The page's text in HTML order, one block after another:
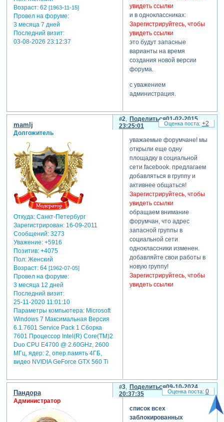
Возраст:62 [1963-11-15]
Провел на форуме:
3 месяца 7 дней
Последний визит:
03-08-2026 23:12:37
увидеть ссылки
и в одноклассниках:
Зарегистрируйтесь, чтобы
увидеть ссылки
это будут запасные
варианты на время
создания новой версии
форума.
с уважением
администрация.
Поделиться
2
01-02-2015
23:25:01
mamlj
Долгожитель
Откуда:Санкт-Петербург
Зарегистрирован: 16-09-2011
Сообщений:3273
Уважение: +5916
Позитив: +4075
Пол:Женский
Возраст:64 [1962-07-05]
Провел на форуме:
3 месяца 12 дней
Последний визит:
25-11-2020 11:01:10
Параметры компьютера:Microsoft
Windows 7 Максимальная Версия
6.1.7601 Service Pack 1 Сборка
7601 Процессор Intel(R) Core(TM)2
Duo CPU E4700 @ 2.60GHz, 2600
МГц, ядер: 2, опер.память 4ГБ,
видео NVIDIA GeForce GTX 560 Ti
уважаемые форумчане! мы
открыли еще одну
площадку в социальной
сети facebook. предлагаем
добавляться в группу и
активнее общаться!
Зарегистрируйтесь, чтобы
увидеть ссылки
обращаем внимание
форумчан, что адрес
запасной группы в
социальной сети
одноклассники изменен.
добавляйте свои работы в
новую группу!
Зарегистрируйтесь, чтобы
увидеть ссылки
+2
Поделиться
3
09-10-2024
20:37:35
Пандора
Администратор
список всех
заблокированных
0